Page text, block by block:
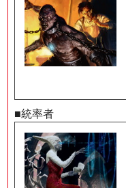
■統率者